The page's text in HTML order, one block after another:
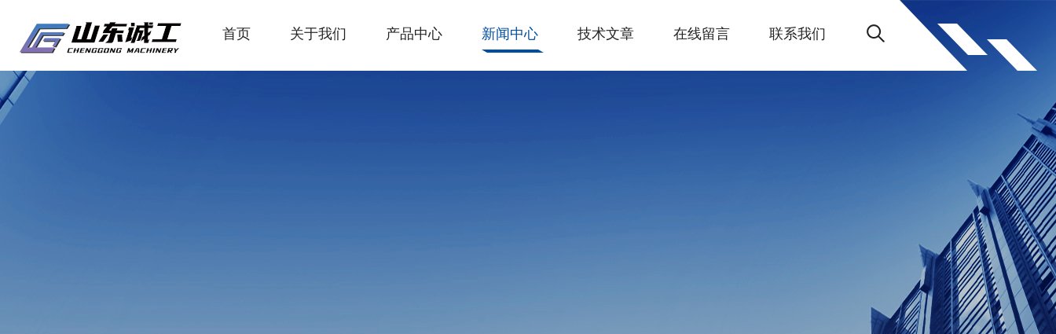
首页 关于我们 产品中心 新闻中心 技术文章 在线留言 联系我们